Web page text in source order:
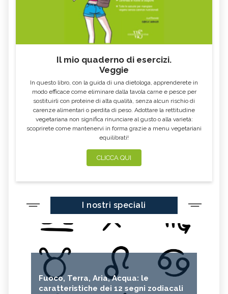
GLIFOSATO
ECOVILLAGGIO
ARCHITETTO PAESAGGISTA
COSA SONO I FONDI ETICI DI
MINISTERO DELLA TRANSIZIONE
SAPONE VEGETALE
PERCARBONATO DEEP SEA MINING
CASETTE DELLE STELLE JANE GOODALL
JANE FONDA GREENPEACE
WOMEN EMPOWERMENT
FOLIAGE SIR DAVID ATTENBOROUGH
ALTROCONSUMO ECONOMIA CIRCOLARE
CARAFFE FILTRANTI
Il mio quaderno di esercizi.
Veggie
In questo libro, con la guida di una dietologa, apprenderete in
modo efficace come eliminare dalla tavola carne e pesce per
sostituirli con proteine di alta qualità, senza alcun rischio di
carenze alimentari o perdita di peso. Adottare la rettitudine
vegetariana non significa rinunciare al gusto o alla varietà:
scoprirete come mantenervi in forma grazie a menu vegetariani
equilibrati!
CLICCA QUI
I nostri speciali
Fuoco, Terra, Aria, Acqua: le
caratteristiche dei 12 segni zodiacali